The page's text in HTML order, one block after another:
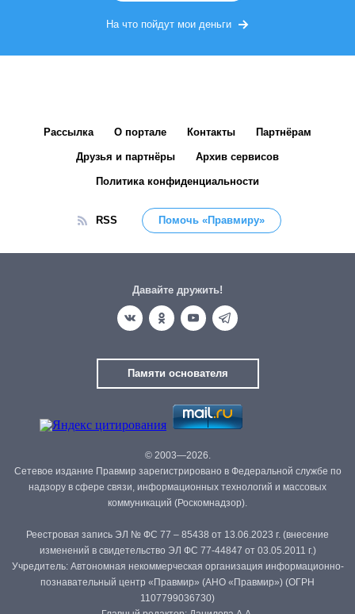
На что пойдут мои деньги
Рассылка О портале Контакты Партнёрам
Друзья и партнёры Архив сервисов
Политика конфиденциальности
RSS Помочь «Правмиру»
Давайте дружить!
Памяти основателя
© 2003—2026.
Сетевое издание Правмир зарегистрировано в Федеральной службе по
надзору в сфере связи, информационных технологий и массовых
коммуникаций (Роскомнадзор).
Реестровая запись ЭЛ № ФС 77 – 85438 от 13.06.2023 г. (внесение
изменений в свидетельство ЭЛ ФС 77-44847 от 03.05.2011 г.)
Учредитель: Автономная некоммерческая организация информационно-
познавательный центр «Правмир» (АНО «Правмир») (ОГРН
1107799036730)